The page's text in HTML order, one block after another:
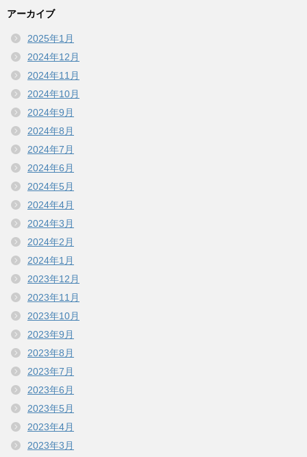
アーカイブ
2025年1月
2024年12月
2024年11月
2024年10月
2024年9月
2024年8月
2024年7月
2024年6月
2024年5月
2024年4月
2024年3月
2024年2月
2024年1月
2023年12月
2023年11月
2023年10月
2023年9月
2023年8月
2023年7月
2023年6月
2023年5月
2023年4月
2023年3月